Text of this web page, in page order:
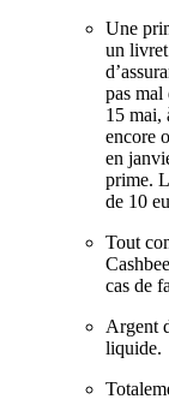
Une
un
pas
15 mai,
encore
en
prime.
de 10
Tout
cas de
Argent
liquide.